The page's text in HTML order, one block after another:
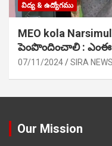
విద్య & ఉద్యోగము
MEO kola
పెంపొందించాలి :
07/11/2024 SIRA NEWS
Our Mission